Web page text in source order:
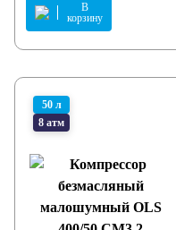
В
корзину
50 л
8 атм